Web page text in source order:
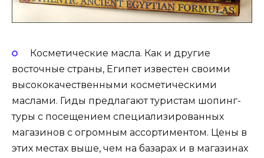
Косметические масла. Как и другие
восточные страны, Египет известен своими
высококачественными косметическими
маслами. Гиды предлагают туристам шопинг-
туры с посещением специализированных
магазинов с огромным ассортиментом. Цены в
этих местах выше, чем на базарах и в магазинах